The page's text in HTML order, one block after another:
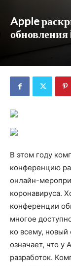
Apple
обновления
В этом году
конференцию
онлайн-
коронавируса.
конференции
многое
ко всему,
означает, что у
разработок.